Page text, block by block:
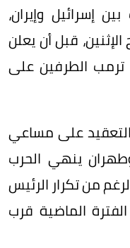
إسرائيل وإيران،
قبل أن يعلن
ترمب الطرفين على
على مساعي
ينهي الحرب
على الرغم من تكرار الرئيس
الماضية قرب